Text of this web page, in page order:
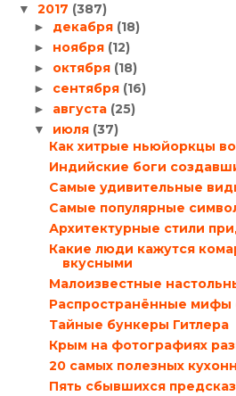
▼ 2017 (387)
► декабря (18)
► ноября (12)
► октября (18)
► сентября (16)
► августа (25)
▼ июля (37)
Как хитрые ньюйоркцы
Индийские боги
Самые удивительные
Самые популярные
Архитектурные стили
Какие люди кажутся
вкусными
Малоизвестные
Распространённые мифы
Тайные бункеры Гитлера
Крым на фотографиях
20 самых полезных
Пять сбывшихся